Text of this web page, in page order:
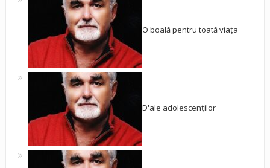
O boală pentru toată viața
D'ale adolescenților